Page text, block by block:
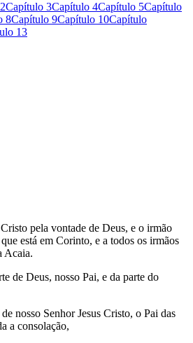
Capítulo 3Capítulo 4Capítulo 5Capítulo
8Capítulo 9Capítulo 10Capítulo
13
pela vontade de Deus, e o irmão
está em Corinto, e a todos os irmãos
Acaia.
de Deus, nosso Pai, e da parte do
nosso Senhor Jesus Cristo, o Pai das
a consolação,